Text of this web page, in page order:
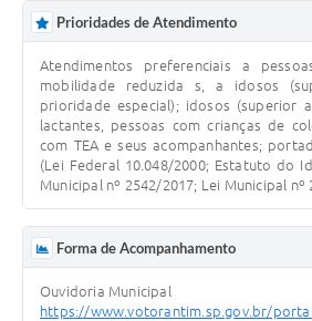
Prioridades de Atendimento
Atendimentos preferenciais a
mobilidade reduzida s, a idosos
prioridade especial); idosos (superior
lactantes, pessoas com crianças de
com TEA e seus acompanhantes;
(Lei Federal 10.048/2000; Estatuto do
Municipal nº 2542/2017; Lei Municipal nº
Forma de Acompanhamento
Ouvidoria Municipal
https://www.votorantim.sp.gov.br/